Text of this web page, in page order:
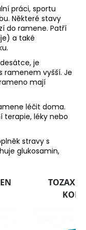
práci, sportu
Některé stavy
do ramene. Patří
a také
je
ramenem vyšší. Je
mají
léčit doma.
terapie, léky nebo
stravy s
glukosamin,